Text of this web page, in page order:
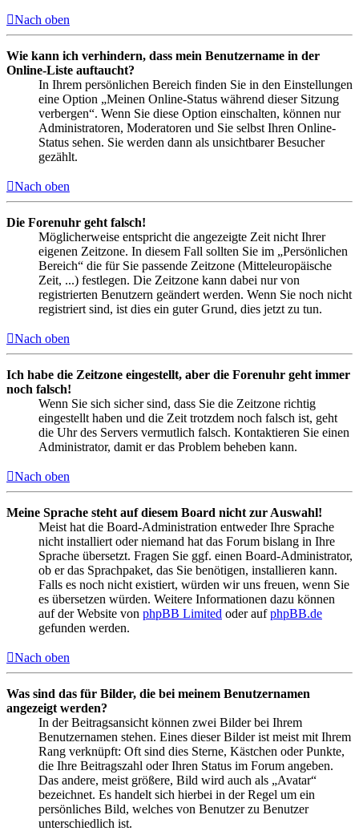
Nach oben
Wie kann ich verhindern, dass mein Benutzername in der
Online-Liste auftaucht?
In Ihrem persönlichen Bereich finden Sie in den Einstellungen
eine Option „Meinen Online-Status während dieser Sitzung
verbergen“. Wenn Sie diese Option einschalten, können nur
Administratoren, Moderatoren und Sie selbst Ihren Online-
Status sehen. Sie werden dann als unsichtbarer Besucher
gezählt.
Nach oben
Die Forenuhr geht falsch!
Möglicherweise entspricht die angezeigte Zeit nicht Ihrer
eigenen Zeitzone. In diesem Fall sollten Sie im „Persönlichen
Bereich“ die für Sie passende Zeitzone (Mitteleuropäische
Zeit, ...) festlegen. Die Zeitzone kann dabei nur von
registrierten Benutzern geändert werden. Wenn Sie noch nicht
registriert sind, ist dies ein guter Grund, dies jetzt zu tun.
Nach oben
Ich habe die Zeitzone eingestellt, aber die Forenuhr geht immer
noch falsch!
Wenn Sie sich sicher sind, dass Sie die Zeitzone richtig
eingestellt haben und die Zeit trotzdem noch falsch ist, geht
die Uhr des Servers vermutlich falsch. Kontaktieren Sie einen
Administrator, damit er das Problem beheben kann.
Nach oben
Meine Sprache steht auf diesem Board nicht zur Auswahl!
Meist hat die Board-Administration entweder Ihre Sprache
nicht installiert oder niemand hat das Forum bislang in Ihre
Sprache übersetzt. Fragen Sie ggf. einen Board-Administrator,
ob er das Sprachpaket, das Sie benötigen, installieren kann.
Falls es noch nicht existiert, würden wir uns freuen, wenn Sie
es übersetzen würden. Weitere Informationen dazu können
auf der Website von phpBB Limited oder aufphpBB.de
gefunden werden.
Nach oben
Was sind das für Bilder, die bei meinem Benutzernamen
angezeigt werden?
In der Beitragsansicht können zwei Bilder bei Ihrem
Benutzernamen stehen. Eines dieser Bilder ist meist mit Ihrem
Rang verknüpft: Oft sind dies Sterne, Kästchen oder Punkte,
die Ihre Beitragszahl oder Ihren Status im Forum angeben.
Das andere, meist größere, Bild wird auch als „Avatar“
bezeichnet. Es handelt sich hierbei in der Regel um ein
persönliches Bild, welches von Benutzer zu Benutzer
unterschiedlich ist.